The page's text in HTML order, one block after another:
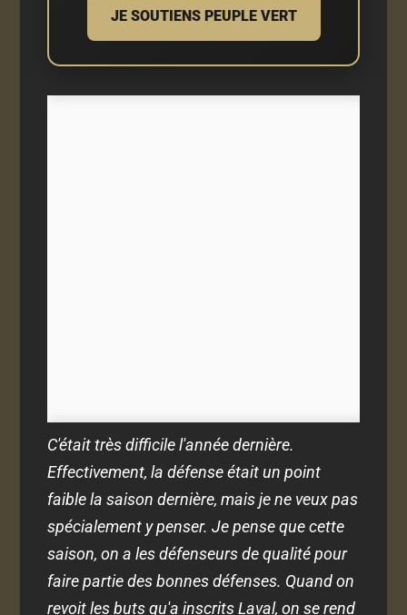
JE SOUTIENS PEUPLE VERT
C'était très difficile l'année dernière.
Effectivement, la défense était un point
faible la saison dernière, mais je ne veux pas
spécialement y penser. Je pense que cette
saison, on a les défenseurs de qualité pour
faire partie des bonnes défenses. Quand on
revoit les buts qu'a inscrits Laval, on se rend